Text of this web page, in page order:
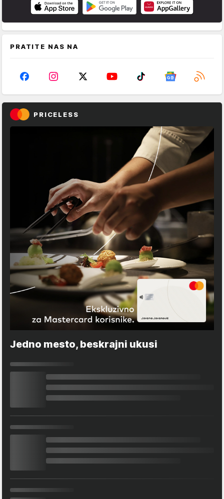
PRATITE NAS NA
PRICELESS
Jedno mesto, beskrajni ukusi